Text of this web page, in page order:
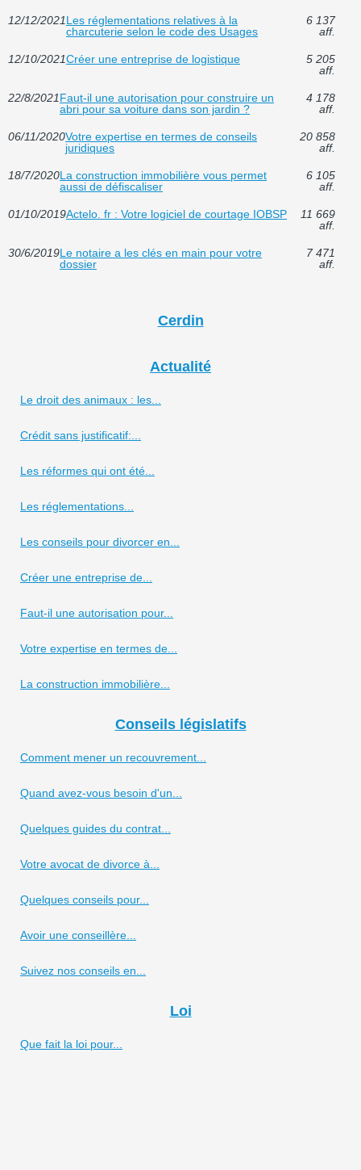
12/12/2021Les réglementations relatives à la
charcuterie selon le code des Usages
6 137
aff.
12/10/2021Créer une entreprise de logistique
5 205
aff.
22/8/2021Faut-il une autorisation pour construire un
abri pour sa voiture dans son jardin ?
4 178
aff.
06/11/2020Votre expertise en termes de conseils
juridiques
20 858
aff.
18/7/2020La construction immobilière vous permet
aussi de défiscaliser
6 105
aff.
01/10/2019Actelo. fr : Votre logiciel de courtage IOBSP
11 669
aff.
30/6/2019Le notaire a les clés en main pour votre
dossier
7 471
aff.
Cerdin
Actualité
Le droit des animaux : les...
Crédit sans justificatif:...
Les réformes qui ont été...
Les réglementations...
Les conseils pour divorcer en...
Créer une entreprise de...
Faut-il une autorisation pour...
Votre expertise en termes de...
La construction immobilière...
Conseils législatifs
Comment mener un recouvrement...
Quand avez-vous besoin d'un...
Quelques guides du contrat...
Votre avocat de divorce à...
Quelques conseils pour...
Avoir une conseillère...
Suivez nos conseils en...
Loi
Que fait la loi pour...